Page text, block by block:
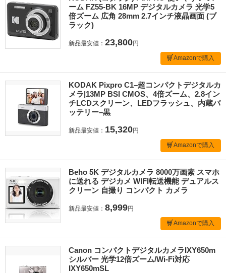
ーム FZ55-BK 16MP デジタルカメラ 光学5
倍ズーム 広角 28mm 2.7インチ液晶画面 (ブ
ラック)
新品最安値： 23,800円
Amazonで購入
KODAK Pixpro C1–超コンパクトデジタルカ
メラ|13MP BSI CMOS、4倍ズーム、2.8イン
チLCDスクリーン、LEDフラッシュ、内蔵バ
ッテリー–黒
新品最安値： 15,320円
Amazonで購入
Beho 5K デジタルカメラ 8000万画素 スマホ
に送れる デジカメ WIFI転送機能 デュアルス
クリーン 自撮り コンパクト カメラ
新品最安値： 8,999円
Amazonで購入
Canon コンパクトデジタルカメラIXY650m
シルバー 光学12倍ズーム/Wi-Fi対応
IXY650mSL